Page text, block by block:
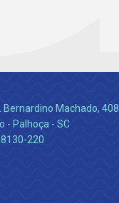
Bernardino Machado, 408
- Palhoça - SC
220